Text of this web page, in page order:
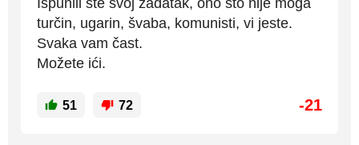
Ispunili ste svoj zadatak, ono što nije moga
turčin, ugarin, švaba, komunisti, vi jeste.
Svaka vam čast.
Možete ići.
51 72 -21